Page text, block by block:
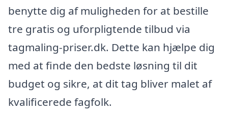
benytte dig af muligheden for at bestille
tre gratis og uforpligtende tilbud via
tagmaling-priser.dk. Dette kan hjælpe dig
med at finde den bedste løsning til dit
budget og sikre, at dit tag bliver malet af
kvalificerede fagfolk.